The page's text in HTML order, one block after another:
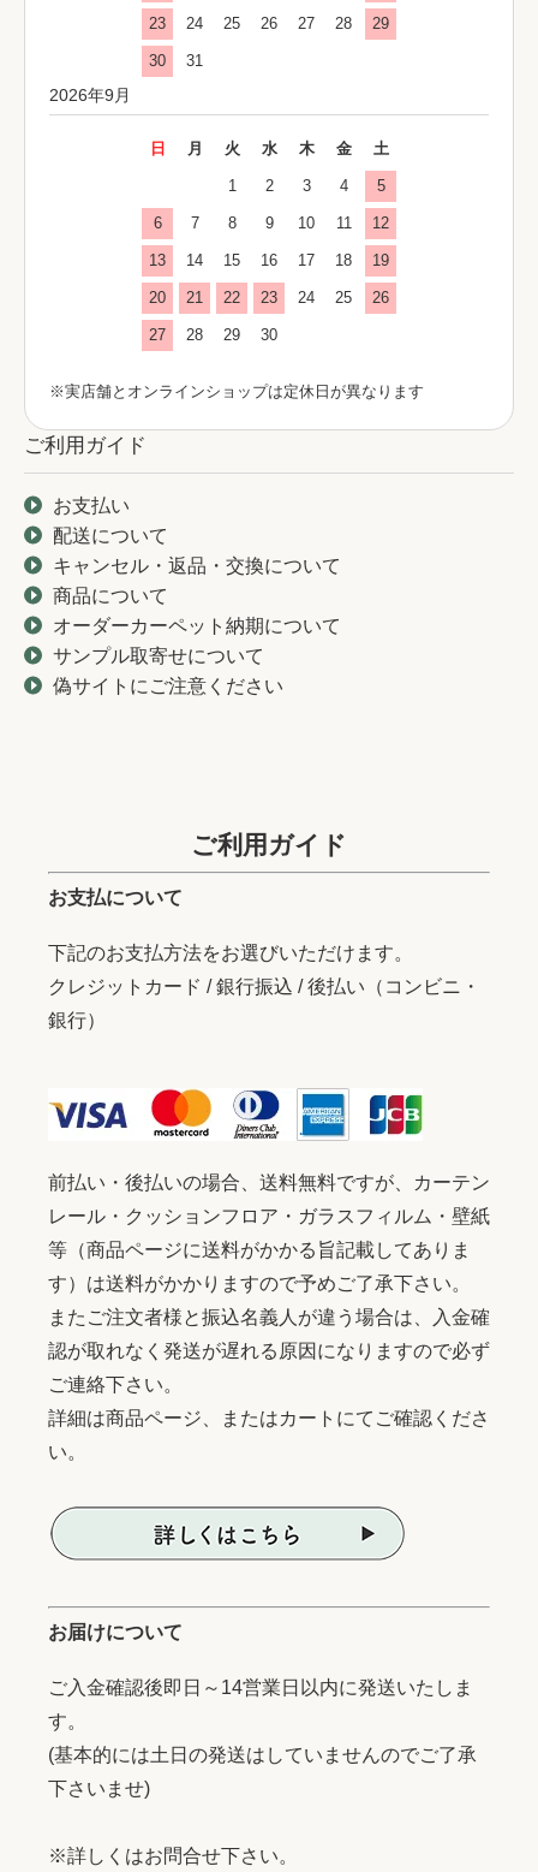
23 24 25 26 27 28 29
30 31
2026年9月
日 月 火 水 木 金 土
1 2 3 4 5
6 7 8 9 10 11 12
13 14 15 16 17 18 19
20 21 22 23 24 25 26
27 28 29 30
※実店舗とオンラインショップは定休日が異なります
ご利用ガイド
お支払い
配送について
キャンセル・返品・交換について
商品について
オーダーカーペット納期について
サンプル取寄せについて
偽サイトにご注意ください
ご利用ガイド
お支払について
下記のお支払方法をお選びいただけます。
クレジットカード / 銀行振込 / 後払い（コンビニ・
銀行）
前払い・後払いの場合、送料無料ですが、カーテン
レール・クッションフロア・ガラスフィルム・壁紙
等（商品ページに送料がかかる旨記載してありま
す）は送料がかかりますので予めご了承下さい。
またご注文者様と振込名義人が違う場合は、入金確
認が取れなく発送が遅れる原因になりますので必ず
ご連絡下さい。
詳細は商品ページ、またはカートにてご確認くださ
い。
お届けについて
ご入金確認後即日～14営業日以内に発送いたしま
す。
(基本的には土日の発送はしていませんのでご了承
下さいませ)
※詳しくはお問合せ下さい。